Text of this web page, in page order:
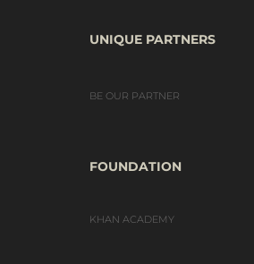
UNIQUE PARTNERS
BE OUR PARTNER
FOUNDATION
KHAN ACADEMY